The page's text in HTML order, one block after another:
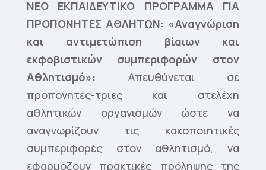
ΝΕΟ ΕΚΠΑΙΔΕΥΤΙΚΟ ΠΡΟΓΡΑΜΜΑ ΓΙΑ
ΠΡΟΠΟΝΗΤΕΣ ΑΘΛΗΤΩΝ: «Αναγνώριση
και αντιμετώπιση βίαιων και
εκφοβιστικών συμπεριφορών στον
Αθλητισμό»: Απευθύνεται σε
προπονητές-τριες και στελέχη
αθλητικών οργανισμών ώστε να
αναγνωρίζουν τις κακοποιητικές
συμπεριφορές στον αθλητισμό, να
εφαρμόζουν πρακτικές πρόληψης της